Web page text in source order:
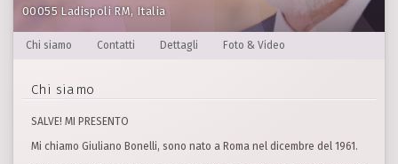
00055 Ladispoli RM, Italia
Chi siamo Contatti Dettagli Foto & Video
Chi siamo
SALVE! MI PRESENTO
Mi chiamo Giuliano Bonelli, sono nato a Roma nel dicembre del 1961.